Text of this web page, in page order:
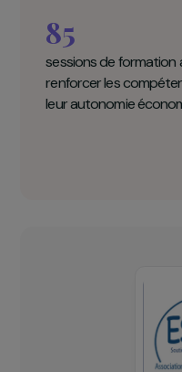
femme «
vaccination, et
suivi sanitaire des
sessions de
renforcer les
leur autonomie